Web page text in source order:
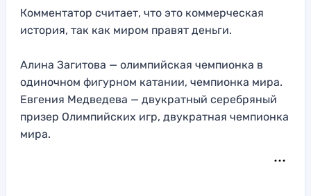
Комментатор считает, что это коммерческая
история, так как миром правят деньги.
Алина Загитова — олимпийская чемпионка в
одиночном фигурном катании, чемпионка мира.
Евгения Медведева — двукратный серебряный
призер Олимпийских игр, двукратная чемпионка
мира.